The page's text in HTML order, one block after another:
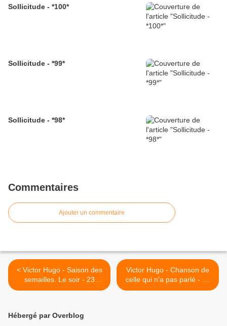
Sollicitude - *100*
Sollicitude - *99*
Sollicitude - *98*
Commentaires
Ajouter un commentaire
< Victor Hugo - Saison des
semailles. Le soir - 23
septembre
Victor Hugo - Chanson de
celle qui n'a pas parlé - 26
septembre 1875 >
Hébergé par Overblog